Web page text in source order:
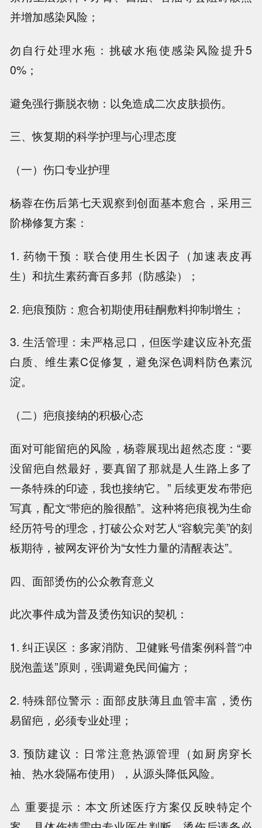
并增加感染风险；
勿自行处理水疱：挑破水疱使感染风险提升5
0%；
避免强行撕脱衣物：以免造成二次皮肤损伤。
三、恢复期的科学护理与心理态度
（一）伤口专业护理
杨蓉在伤后第七天观察到创面基本愈合，采用三
阶梯修复方案：
1. 药物干预：联合使用生长因子（加速表皮再
生）和抗生素药膏百多邦（防感染）；
2. 疤痕预防：愈合初期使用硅酮敷料抑制增生；
3. 生活管理：未严格忌口，但医学建议应补充蛋
白质、维生素C促修复，避免深色调料防色素沉
淀。
（二）疤痕接纳的积极心态
面对可能留疤的风险，杨蓉展现出超然态度：“要
没留疤自然最好，要真留了那就是人生路上多了
一条特殊的印迹，我也接纳它。” 后续更发布带疤
写真，配文“带疤的脸很酷”。这种将疤痕视为生命
经历符号的理念，打破公众对艺人“容貌完美”的刻
板期待，被网友评价为“女性力量的清醒表达”。
四、面部烫伤的公众教育意义
此次事件成为普及烫伤知识的契机：
1. 纠正误区：多家消防、卫健账号借案例科普“冲
脱泡盖送”原则，强调避免民间偏方；
2. 特殊部位警示：面部皮肤薄且血管丰富，烫伤
易留疤，必须专业处理；
3. 预防建议：日常注意热源管理（如厨房穿长
袖、热水袋隔布使用），从源头降低风险。
⚠️ 重要提示：本文所述医疗方案仅反映特定个